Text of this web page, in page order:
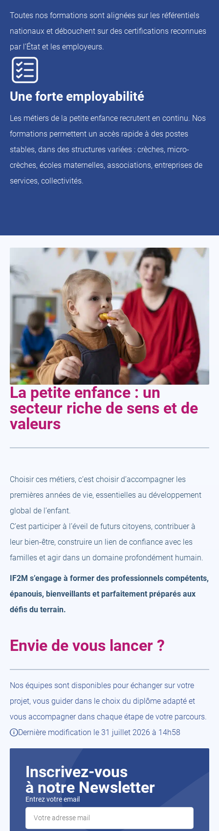
Toutes nos formations sont alignées sur les référentiels
nationaux et débouchent sur des certifications reconnues
par l’État et les employeurs.
Une forte employabilité
Les métiers de la petite enfance recrutent en continu. Nos
formations permettent un accès rapide à des postes
stables, dans des structures variées : crèches, micro-
crèches, écoles maternelles, associations, entreprises de
services, collectivités.
La petite enfance : un
secteur riche de sens et de
valeurs
Choisir ces métiers, c’est choisir d’accompagner les
premières années de vie, essentielles au développement
global de l’enfant.
C’est participer à l’éveil de futurs citoyens, contribuer à
leur bien-être, construire un lien de confiance avec les
familles et agir dans un domaine profondément humain.
IF2M s’engage à former des professionnels compétents,
épanouis, bienveillants et parfaitement préparés aux
défis du terrain.
Envie de vous lancer ?
Nos équipes sont disponibles pour échanger sur votre
projet, vous guider dans le choix du diplôme adapté et
vous accompagner dans chaque étape de votre parcours.
Dernière modification le 31 juillet 2026 à 14h58
Inscrivez-vous
à notre Newsletter
Entrez votre email